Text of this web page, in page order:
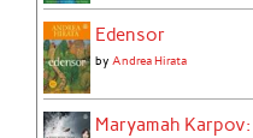
Edensor
byAndrea Hirata
Maryamah